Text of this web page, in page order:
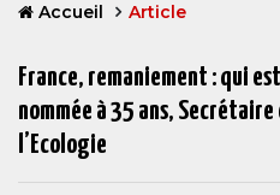
Accueil Article
France, remaniement : qui
nommée à 35 ans,
l’Ecologie